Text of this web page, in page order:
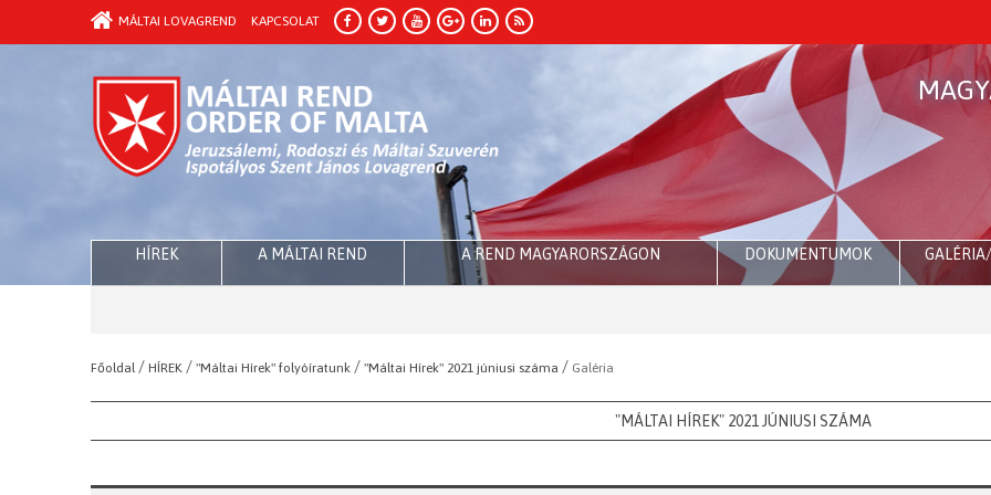
MÁLTAI LOVAGREND KAPCSOLAT
HÍREK A MÁLTAI REND A REND MAGYARORSZÁGON DOKUMENTUMOK
Főoldal / HÍREK / "Máltai Hírek" folyóíratunk / "Máltai Hírek" 2021 júniusi száma / Galéria
"MÁLTAI HÍREK" 2021 JÚNIUSI SZÁMA